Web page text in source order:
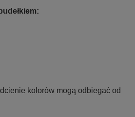
kolorów mogą odbiegać od